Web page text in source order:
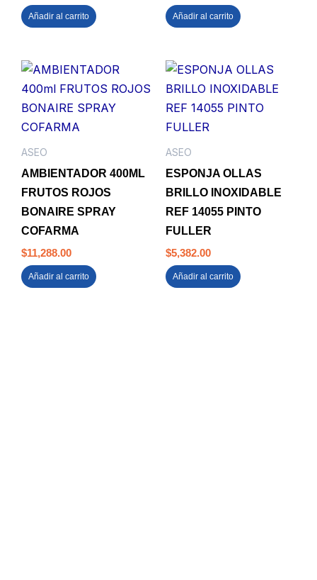
Añadir al carrito Añadir al carrito
ASEO
AMBIENTADOR 400ML
FRUTOS ROJOS
BONAIRE SPRAY
COFARMA
$11,288.00
Añadir al carrito
ASEO
ESPONJA OLLAS
BRILLO INOXIDABLE
REF 14055 PINTO
FULLER
$5,382.00
Añadir al carrito